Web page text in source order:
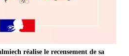
réalise le recensement de sa